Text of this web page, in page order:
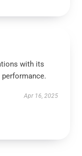
with its
Apr 16, 2025